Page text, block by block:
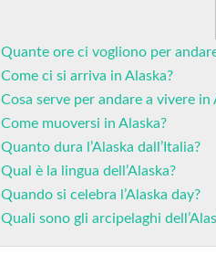
Quante ore ci vogliono per
Come ci si arriva in Alaska?
Cosa serve per andare a vivere in
Come muoversi in Alaska?
Quanto dura l’Alaska dall’Italia?
Qual è la lingua dell’Alaska?
Quando si celebra l’Alaska day?
Quali sono gli arcipelaghi